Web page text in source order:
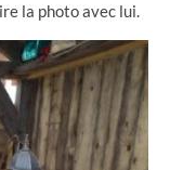
la photo avec lui.